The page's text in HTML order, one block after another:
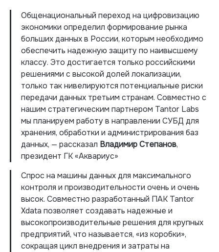
Общенациональный переход на цифровизацию
экономики определил формирование рынка
больших данных в России, которым необходимо
обеспечить надежную защиту по наивысшему
классу. Это достигается только российскими
решениями с высокой долей локализации,
только так нивелируются потенциальные риски
передачи данных третьим странам. Совместно с
нашим стратегическим партнером Tantor Labs
мы планируем работу в направлении СУБД для
хранения, обработки и администрирования баз
данных, — рассказал Владимир Степанов,
президент ГК «Аквариус»
Спрос на машины данных для максимального
контроля и производительности очень и очень
высок. Совместно разработанный ПАК Tantor
Xdata позволяет создавать надежные и
высокопроизводительные решения для крупных
предприятий, что называется, «из коробки»,
сокращая цикл внедрения и затраты на